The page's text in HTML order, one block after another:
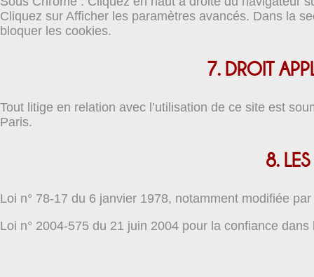
Cliquez sur Afficher les paramètres avancés. Dans la
bloquer les cookies.
7. DROIT
Tout litige en relation avec l’utilisation de ce site est
Paris.
8.
Loi n° 78-17 du 6 janvier 1978, notamment modifiée
Loi n° 2004-575 du 21 juin 2004 pour la confiance